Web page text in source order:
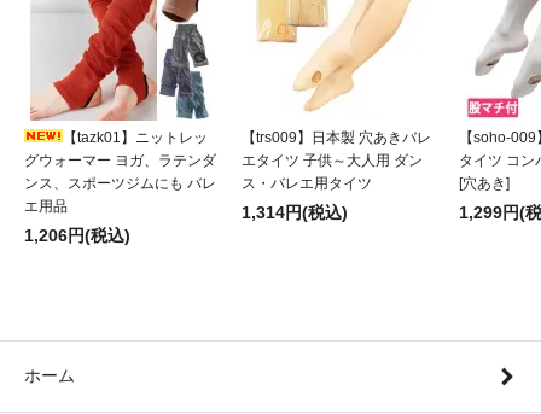
【tazk01】ニットレッ
グウォーマー ヨガ、ラテンダ
ンス、スポーツジムにも バレ
エ用品
1,206円(税込)
【trs009】日本製 穴あきバレ
エタイツ 子供～大人用 ダン
ス・バレエ用タイツ
1,314円(税込)
【soho-
タイツ コン
[穴あき]
1,299円(
ホーム